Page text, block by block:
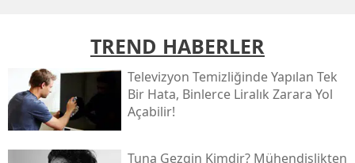
TREND HABERLER
Televizyon Temizliğinde Yapılan Tek
Bir Hata, Binlerce Liralık Zarara Yol
Açabilir!
Tuna Gezgin Kimdir? Mühendislikten